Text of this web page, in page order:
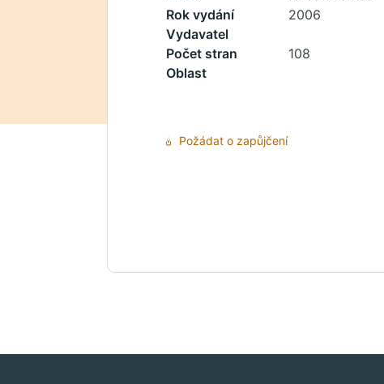
Rok vydání
2006
Vydavatel
Počet stran
108
Oblast
Požádat o zapůjčení